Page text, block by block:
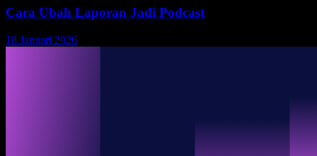
Cara Ubah Laporan Jadi Podcast
18 Januari 2026